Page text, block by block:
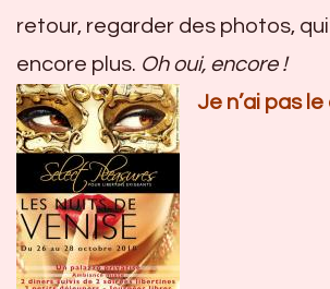
retour, regarder des photos,
encore plus. Oh oui, encore !
Je n’ai pas